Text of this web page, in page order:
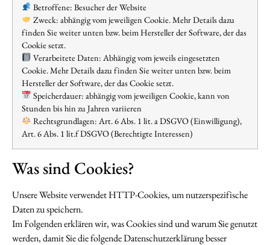
Betroffene: Besucher der Website
Zweck: abhängig vom jeweiligen Cookie. Mehr Details dazu
finden Sie weiter unten bzw. beim Hersteller der Software, der das
Cookie setzt.
Verarbeitete Daten: Abhängig vom jeweils eingesetzten
Cookie. Mehr Details dazu finden Sie weiter unten bzw. beim
Hersteller der Software, der das Cookie setzt.
Speicherdauer: abhängig vom jeweiligen Cookie, kann von
Stunden bis hin zu Jahren variieren
Rechtsgrundlagen: Art. 6 Abs. 1 lit. a DSGVO (Einwilligung),
Art. 6 Abs. 1 lit.f DSGVO (Berechtigte Interessen)
Was sind Cookies?
Unsere Website verwendet HTTP-Cookies, um nutzerspezifische
Daten zu speichern.
Im Folgenden erklären wir, was Cookies sind und warum Sie genutzt
werden, damit Sie die folgende Datenschutzerklärung besser